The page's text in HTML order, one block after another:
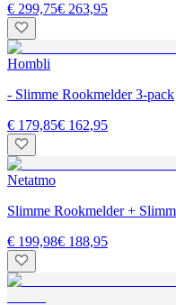
€ 299,75€ 263,95
Hombli
- Slimme Rookmelder 3-pack
€ 179,85€ 162,95
Netatmo
Slimme Rookmelder +
€ 199,98€ 188,95